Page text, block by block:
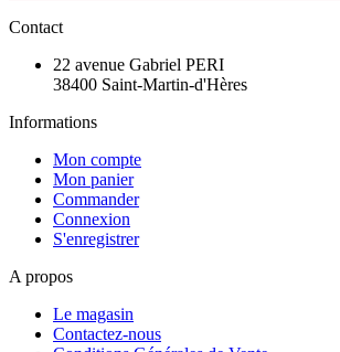
Contact
22 avenue Gabriel PERI
38400 Saint-Martin-d'Hères
Informations
Mon compte
Mon panier
Commander
Connexion
S'enregistrer
A propos
Le magasin
Contactez-nous